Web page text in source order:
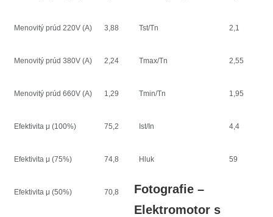
Menovitý prúd 220V (A) 3,88
Menovitý prúd 380V (A) 2,24
Menovitý prúd 660V (A) 1,29
Efektivita μ (100%) 75,2
Efektivita μ (75%) 74,8
Efektivita μ (50%) 70,8
Tst/Tn 2,1
Tmax/Tn 2,55
Tmin/Tn 1,95
Ist/In 4,4
Hluk 59
Fotografie –
Elektromotor s